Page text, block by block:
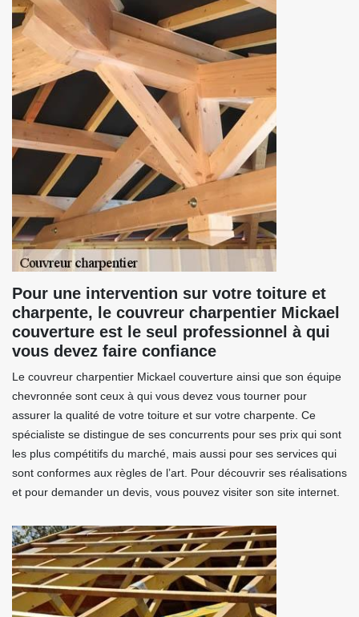
Pour une intervention sur votre toiture et
charpente, le couvreur charpentier Mickael
couverture est le seul professionnel à qui
vous devez faire confiance
Le couvreur charpentier Mickael couverture ainsi que son équipe
chevronnée sont ceux à qui vous devez vous tourner pour
assurer la qualité de votre toiture et sur votre charpente. Ce
spécialiste se distingue de ses concurrents pour ses prix qui sont
les plus compétitifs du marché, mais aussi pour ses services qui
sont conformes aux règles de l’art. Pour découvrir ses réalisations
et pour demander un devis, vous pouvez visiter son site internet.